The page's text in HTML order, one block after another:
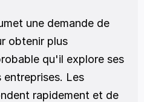
une demande de
obtenir plus
qu'il explore ses
Les
rapidement et de